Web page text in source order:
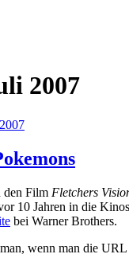
2007
den Film Fletchers
10 Jahren in die
bei Warner Brothers.
wenn man die URL